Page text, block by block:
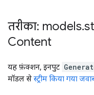
तरीका: models.
Content
यह फ़ंक्शन, इनपुट
मॉडल से स्ट्रीम किया गया